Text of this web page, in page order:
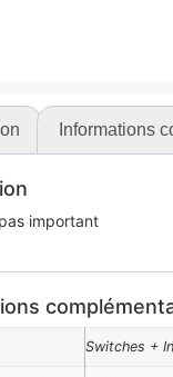
Informations
important
Switches +